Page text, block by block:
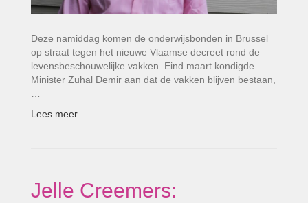
Deze namiddag komen de onderwijsbonden in Brussel
op straat tegen het nieuwe Vlaamse decreet rond de
levensbeschouwelijke vakken. Eind maart kondigde
Minister Zuhal Demir aan dat de vakken blijven bestaan,
…
Lees meer
Jelle Creemers: